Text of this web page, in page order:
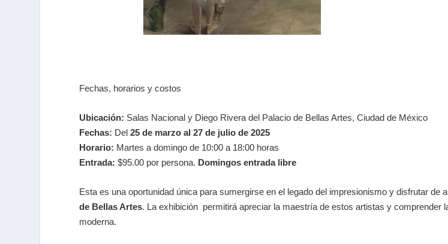
Fechas, horarios y costos
Ubicación: Salas Nacional y Diego Rivera del Palacio de Bellas Artes, Ciudad de México
Fechas: Del 25 de marzo al 27 de julio de 2025
Horario: Martes a domingo de 10:00 a 18:00 horas
Entrada: $95.00 por persona. Domingos entrada libre
Esta es una oportunidad única para sumergirse en el legado del impresionismo y disfrutar de
de Bellas Artes. La exhibición permitirá apreciar la maestría de estos artistas y comprender
moderna.